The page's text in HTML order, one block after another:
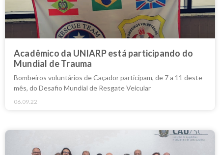
Acadêmico da UNIARP está participando do
Mundial de Trauma
Bombeiros voluntários de Caçador participam, de 7 a 11 deste
mês, do Desafio Mundial de Resgate Veicular
06.09.22